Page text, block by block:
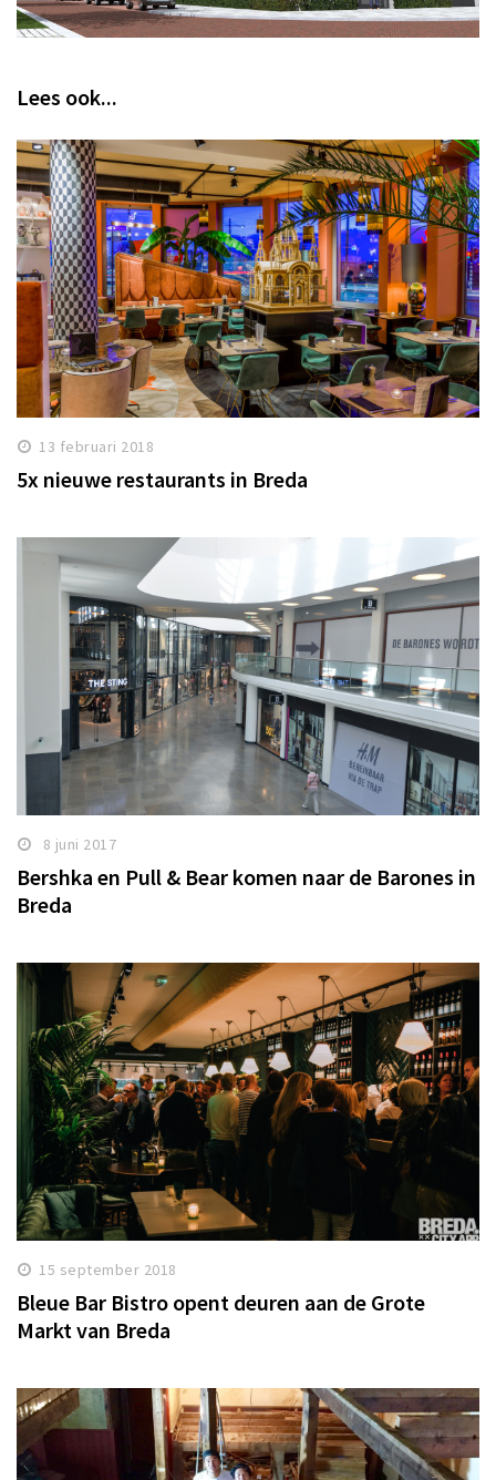
Lees ook...
13 februari 2018
5x nieuwe restaurants in Breda
8 juni 2017
Bershka en Pull & Bear komen naar de Barones in
Breda
15 september 2018
Bleue Bar Bistro opent deuren aan de Grote
Markt van Breda